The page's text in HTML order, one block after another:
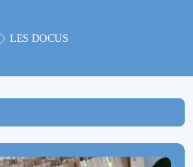
LES DOCUS